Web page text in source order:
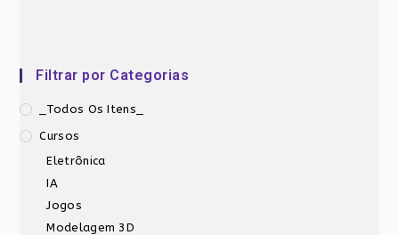
Filtrar por Categorias
_Todos Os Itens_
Cursos
Eletrônica
IA
Jogos
Modelagem 3D